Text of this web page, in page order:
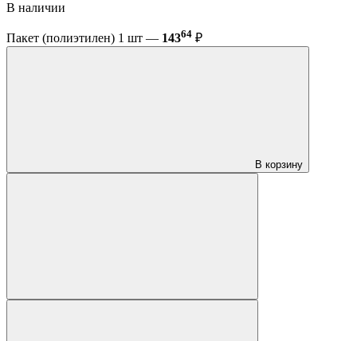
В наличии
Пакет (полиэтилен) 1 шт — 14364 ₽
В корзину